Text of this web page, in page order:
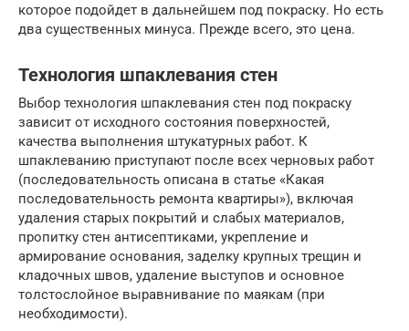
которое подойдет в дальнейшем под покраску. Но есть
два существенных минуса. Прежде всего, это цена.
Технология шпаклевания стен
Выбор технология шпаклевания стен под покраску
зависит от исходного состояния поверхностей,
качества выполнения штукатурных работ. К
шпаклеванию приступают после всех черновых работ
(последовательность описана в статье «Какая
последовательность ремонта квартиры»), включая
удаления старых покрытий и слабых материалов,
пропитку стен антисептиками, укрепление и
армирование основания, заделку крупных трещин и
кладочных швов, удаление выступов и основное
толстослойное выравнивание по маякам (при
необходимости).